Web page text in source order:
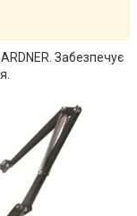
Забезпечує